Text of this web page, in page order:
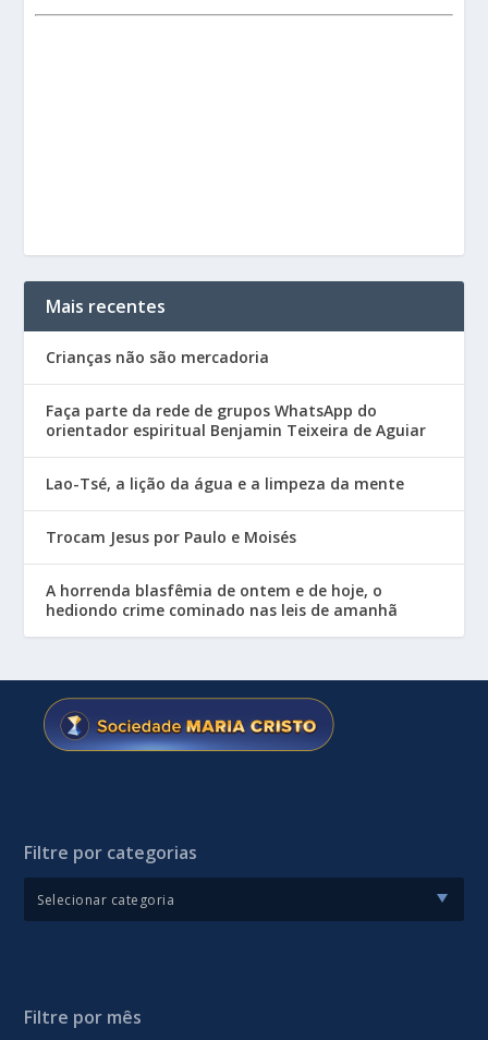
Mais recentes
Crianças não são mercadoria
Faça parte da rede de grupos WhatsApp do
orientador espiritual Benjamin Teixeira de Aguiar
Lao-Tsé, a lição da água e a limpeza da mente
Trocam Jesus por Paulo e Moisés
A horrenda blasfêmia de ontem e de hoje, o
hediondo crime cominado nas leis de amanhã
Filtre por categorias
Filtre por mês